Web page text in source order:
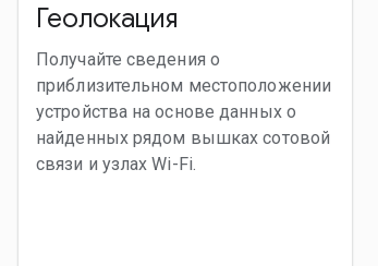
Геолокация
Получайте сведения о
приблизительном местоположении
устройства на основе данных о
найденных рядом вышках сотовой
связи и узлах Wi-Fi.